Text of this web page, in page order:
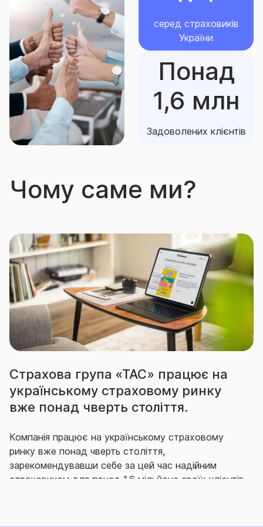
серед страховиків
України
Понад
1,6 млн
Задоволених клієнтів
Чому саме ми?
Страхова група «ТАС» працює на
українському страховому ринку
вже понад чверть століття.
Компанія працює на українському страховому
ринку вже понад чверть століття,
зарекомендувавши себе за цей час надійним
страховиком для понад 1,6 мільйона своїх клієнтів,